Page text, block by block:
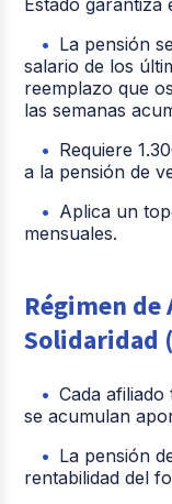
La pensión
salario de los
reemplazo que
las semanas
Requiere
a la pensión de
Aplica un
mensuales.
Régimen
Solidaridad
Cada
se acumulan
La pensión
rentabilidad del